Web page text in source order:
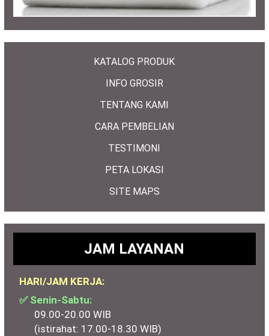
KATALOG PRODUK
INFO GROSIR
TENTANG KAMI
CARA PEMBELIAN
TESTIMONI
PETA LOKASI
SITE MAPS
JAM LAYANAN
HARI/JAM KERJA:
✅ Senin-Sabtu:
09.00-20.00 WIB
(istirahat: 17.00-18.30 WIB)